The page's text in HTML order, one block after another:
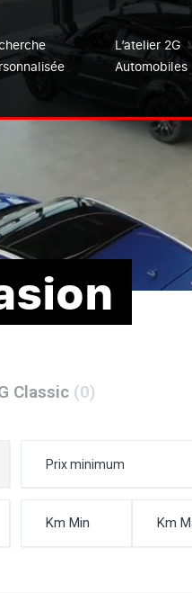
L’atelier 2G
Automobiles
Classic (0)